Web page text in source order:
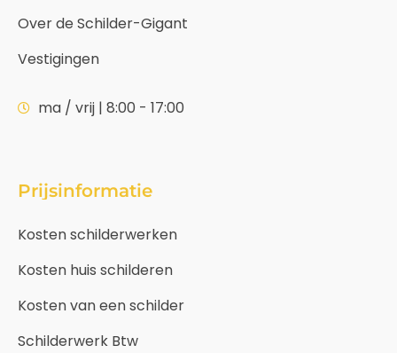
Over de Schilder-Gigant
Vestigingen
ma / vrij | 8:00 - 17:00
Prijsinformatie
Kosten schilderwerken
Kosten huis schilderen
Kosten van een schilder
Schilderwerk Btw